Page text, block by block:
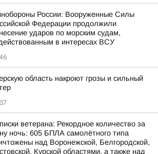
России: Вооруженные Силы
Федерации продолжили
ударов по морским судам,
в интересах ВСУ
область накроют грозы и сильный
ветерана: Рекордное количество за
ночь: 605 БПЛА самолётного типа
над Воронежской, Белгородской,
Курской областями, а также над